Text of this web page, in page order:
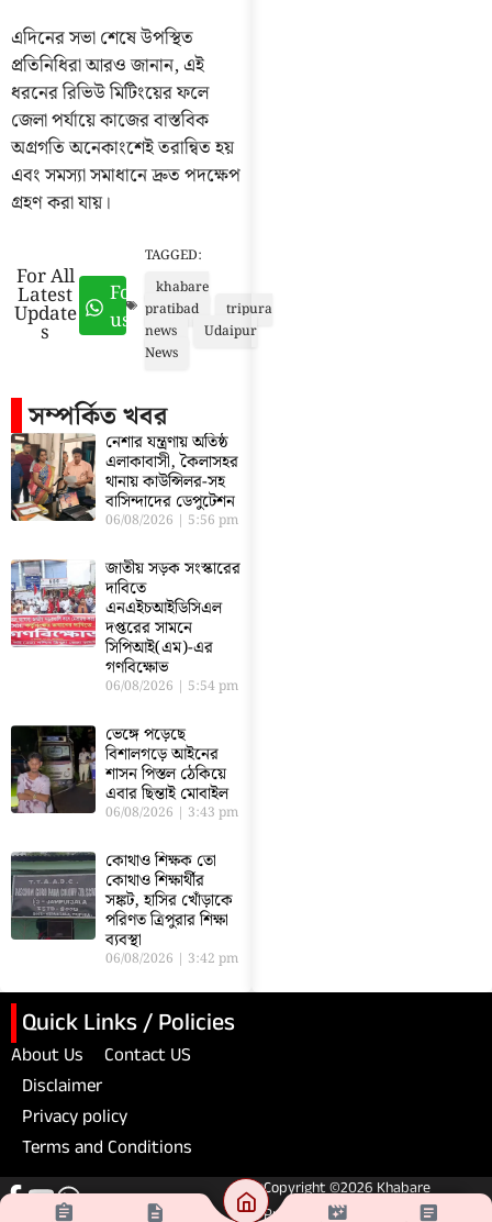
এদিনের সভা শেষে উপস্থিত
প্রতিনিধিরা আরও জানান, এই
ধরনের রিভিউ মিটিংয়ের ফলে
জেলা পর্যায়ে কাজের বাস্তবিক
অগ্রগতি অনেকাংশেই তরান্বিত হয়
এবং সমস্যা সমাধানে দ্রুত পদক্ষেপ
গ্রহণ করা যায়।
For All
Latest
Update
s
Follow
us
TAGGED:
khabare
pratibad
tripura
news
Udaipur
News
সম্পর্কিত খবর
নেশার যন্ত্রণায় অতিষ্ঠ
এলাকাবাসী, কৈলাসহর
থানায় কাউন্সিলর-সহ
বাসিন্দাদের ডেপুটেশন
06/08/2026 5:56 pm
জাতীয় সড়ক সংস্কারের
দাবিতে
এনএইচআইডিসিএল
দপ্তরের সামনে
সিপিআই(এম)-এর
গণবিক্ষোভ
06/08/2026 5:54 pm
ভেঙ্গে পড়েছে
বিশালগড়ে আইনের
শাসন পিস্তল ঠেকিয়ে
এবার ছিন্তাই মোবাইল
06/08/2026 3:43 pm
কোথাও শিক্ষক তো
কোথাও শিক্ষার্থীর
সঙ্কট, হাসির খোঁড়াকে
পরিণত ত্রিপুরার শিক্ষা
ব্যবস্থা
06/08/2026 3:42 pm
Quick Links / Policies
About Us
Contact US
Disclaimer
Privacy policy
Terms and Conditions
Copyright ©2026 Khabare
Pratibad. All Rights Reserved